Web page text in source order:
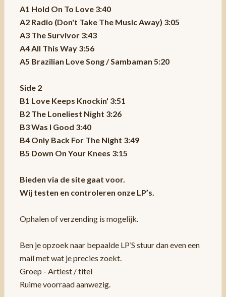
A1 Hold On To Love 3:40
A2 Radio (Don't Take The Music Away) 3:05
A3 The Survivor 3:43
A4 All This Way 3:56
A5 Brazilian Love Song / Sambaman 5:20
Side 2
B1 Love Keeps Knockin' 3:51
B2 The Loneliest Night 3:26
B3 Was I Good 3:40
B4 Only Back For The Night 3:49
B5 Down On Your Knees 3:15
Bieden via de site gaat voor.
Wij testen en controleren onze LP’s.
Ophalen of verzending is mogelijk.
Ben je opzoek naar bepaalde LP’S stuur dan even een
mail met wat je precies zoekt.
Groep - Artiest / titel
Ruime voorraad aanwezig.